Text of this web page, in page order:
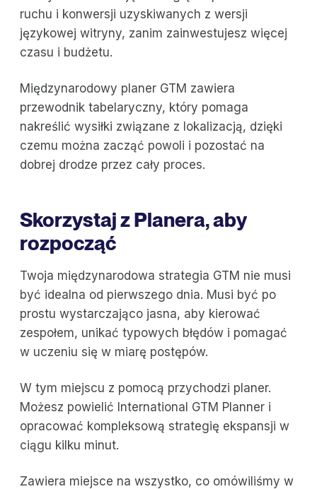
ruchu i konwersji uzyskiwanych z wersji
językowej witryny, zanim zainwestujesz więcej
czasu i budżetu.
Międzynarodowy planer GTM zawiera
przewodnik tabelaryczny, który pomaga
nakreślić wysiłki związane z lokalizacją, dzięki
czemu można zacząć powoli i pozostać na
dobrej drodze przez cały proces.
Skorzystaj z Planera, aby
rozpocząć
Twoja międzynarodowa strategia GTM nie musi
być idealna od pierwszego dnia. Musi być po
prostu wystarczająco jasna, aby kierować
zespołem, unikać typowych błędów i pomagać
w uczeniu się w miarę postępów.
W tym miejscu z pomocą przychodzi planer.
Możesz powielić International GTM Planner i
opracować kompleksową strategię ekspansji w
ciągu kilku minut.
Zawiera miejsce na wszystko, co omówiliśmy w